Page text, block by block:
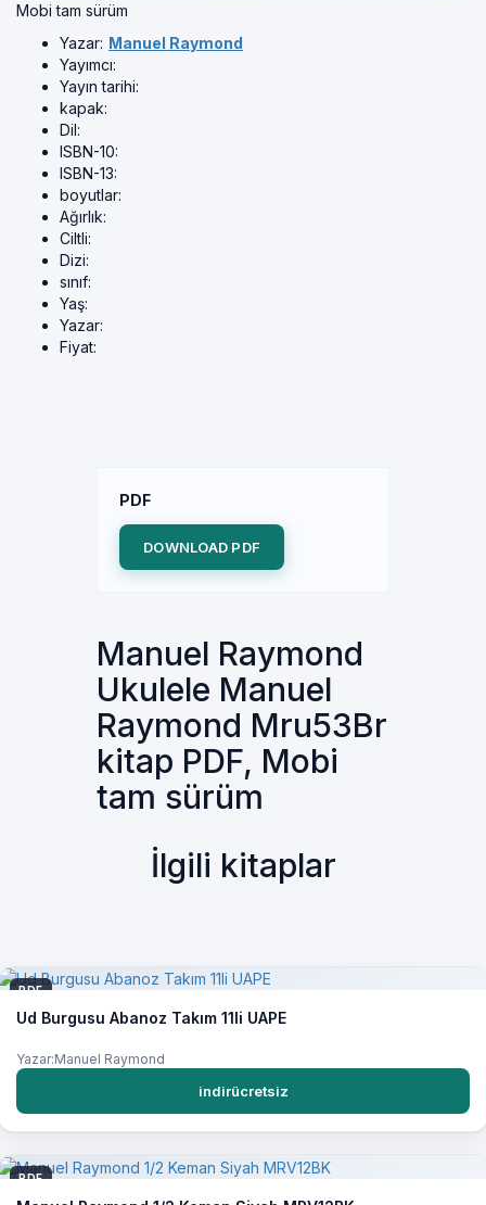
Mobi tam sürüm
Yazar: Manuel Raymond
Yayımcı:
Yayın tarihi:
kapak:
Dil:
ISBN-10:
ISBN-13:
boyutlar:
Ağırlık:
Ciltli:
Dizi:
sınıf:
Yaş:
Yazar:
Fiyat:
PDF
DOWNLOAD PDF
Manuel Raymond
Ukulele Manuel
Raymond Mru53Br
kitap PDF, Mobi
tam sürüm
İlgili kitaplar
PDF
Ud Burgusu Abanoz Takım 11li UAPE
Yazar:Manuel Raymond
indirücretsiz
PDF